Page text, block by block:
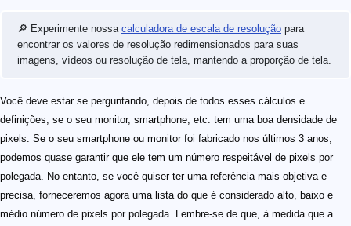
🔎 Experimente nossa calculadora de escala de resolução para
encontrar os valores de resolução redimensionados para suas
imagens, vídeos ou resolução de tela, mantendo a proporção de tela.
Você deve estar se perguntando, depois de todos esses cálculos e
definições, se o seu monitor, smartphone, etc. tem uma boa densidade de
pixels. Se o seu smartphone ou monitor foi fabricado nos últimos 3 anos,
podemos quase garantir que ele tem um número respeitável de pixels por
polegada. No entanto, se você quiser ter uma referência mais objetiva e
precisa, forneceremos agora uma lista do que é considerado alto, baixo e
médio número de pixels por polegada. Lembre-se de que, à medida que a